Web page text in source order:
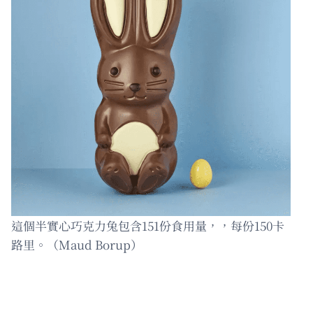
這個半實心巧克力兔包含151份食用量，，每份150卡
路里。（Maud Borup）